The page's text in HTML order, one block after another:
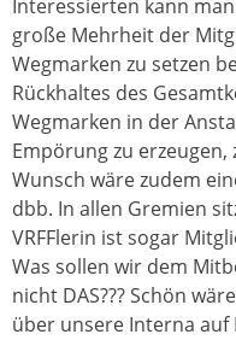
Interessierten kann
große Mehrheit der
Wegmarken zu setzen
Rückhaltes des
Wegmarken in der
Empörung zu
Wunsch wäre zudem
dbb. In allen Gremien
VRFFlerin ist sogar
Was sollen wir dem
nicht DAS??? Schön
über unsere Interna auf